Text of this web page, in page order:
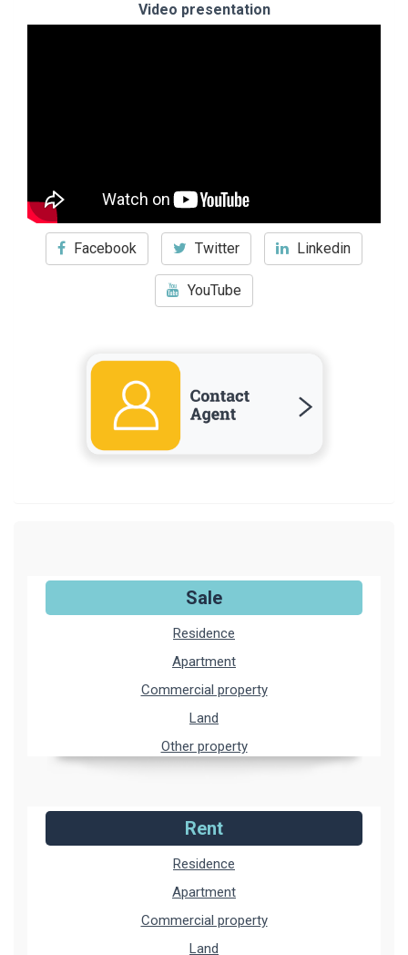
Video presentation
Facebook Twitter Linkedin
YouTube
Sale
Residence
Apartment
Commercial property
Land
Other property
Rent
Residence
Apartment
Commercial property
Land